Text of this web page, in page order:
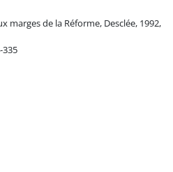
marges de la Réforme, Desclée, 1992,
335